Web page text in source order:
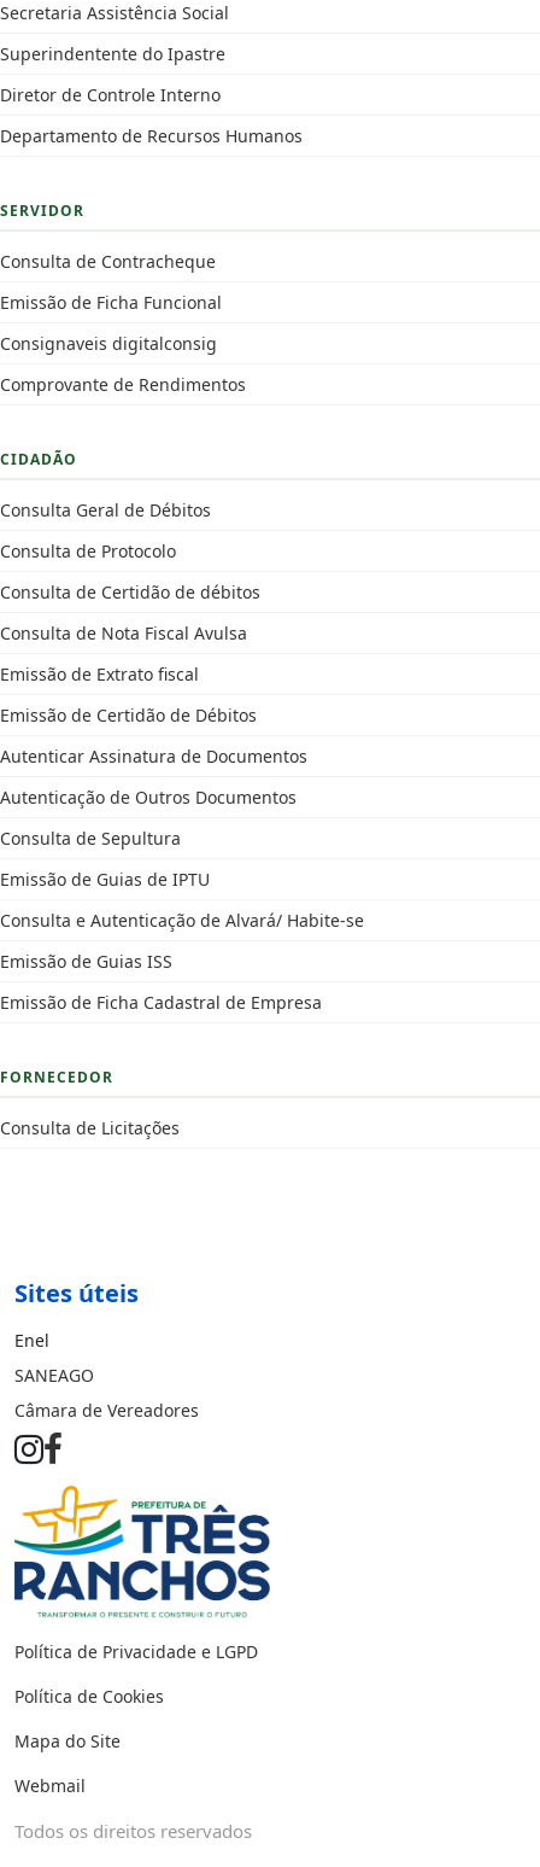
Secretaria Assistência Social
Superindentente do Ipastre
Diretor de Controle Interno
Departamento de Recursos Humanos
SERVIDOR
Consulta de Contracheque
Emissão de Ficha Funcional
Consignaveis digitalconsig
Comprovante de Rendimentos
CIDADÃO
Consulta Geral de Débitos
Consulta de Protocolo
Consulta de Certidão de débitos
Consulta de Nota Fiscal Avulsa
Emissão de Extrato fiscal
Emissão de Certidão de Débitos
Autenticar Assinatura de Documentos
Autenticação de Outros Documentos
Consulta de Sepultura
Emissão de Guias de IPTU
Consulta e Autenticação de Alvará/ Habite-se
Emissão de Guias ISS
Emissão de Ficha Cadastral de Empresa
FORNECEDOR
Consulta de Licitações
Sites úteis
Enel
SANEAGO
Câmara de Vereadores
Política de Privacidade e LGPD
Política de Cookies
Mapa do Site
Webmail
Todos os direitos reservados